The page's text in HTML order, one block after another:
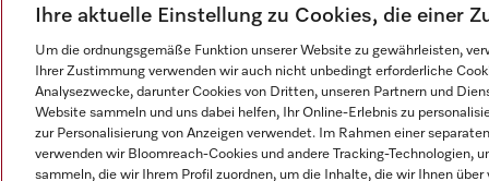
Ihre aktuelle Einstellung zu Cookies, die einer
Um die ordnungsgemäße Funktion unserer Website zu gewährleisten,
Ihrer Zustimmung verwenden wir auch nicht unbedingt erforderliche
Analysezwecke, darunter Cookies von Dritten, unseren Partnern und
Website sammeln und uns dabei helfen, Ihr Online-Erlebnis zu
zur Personalisierung von Anzeigen verwendet. Im Rahmen einer
verwenden wir Bloomreach-Cookies und andere Tracking-Technologien,
sammeln, die wir Ihrem Profil zuordnen, um die Inhalte, die wir Ihnen